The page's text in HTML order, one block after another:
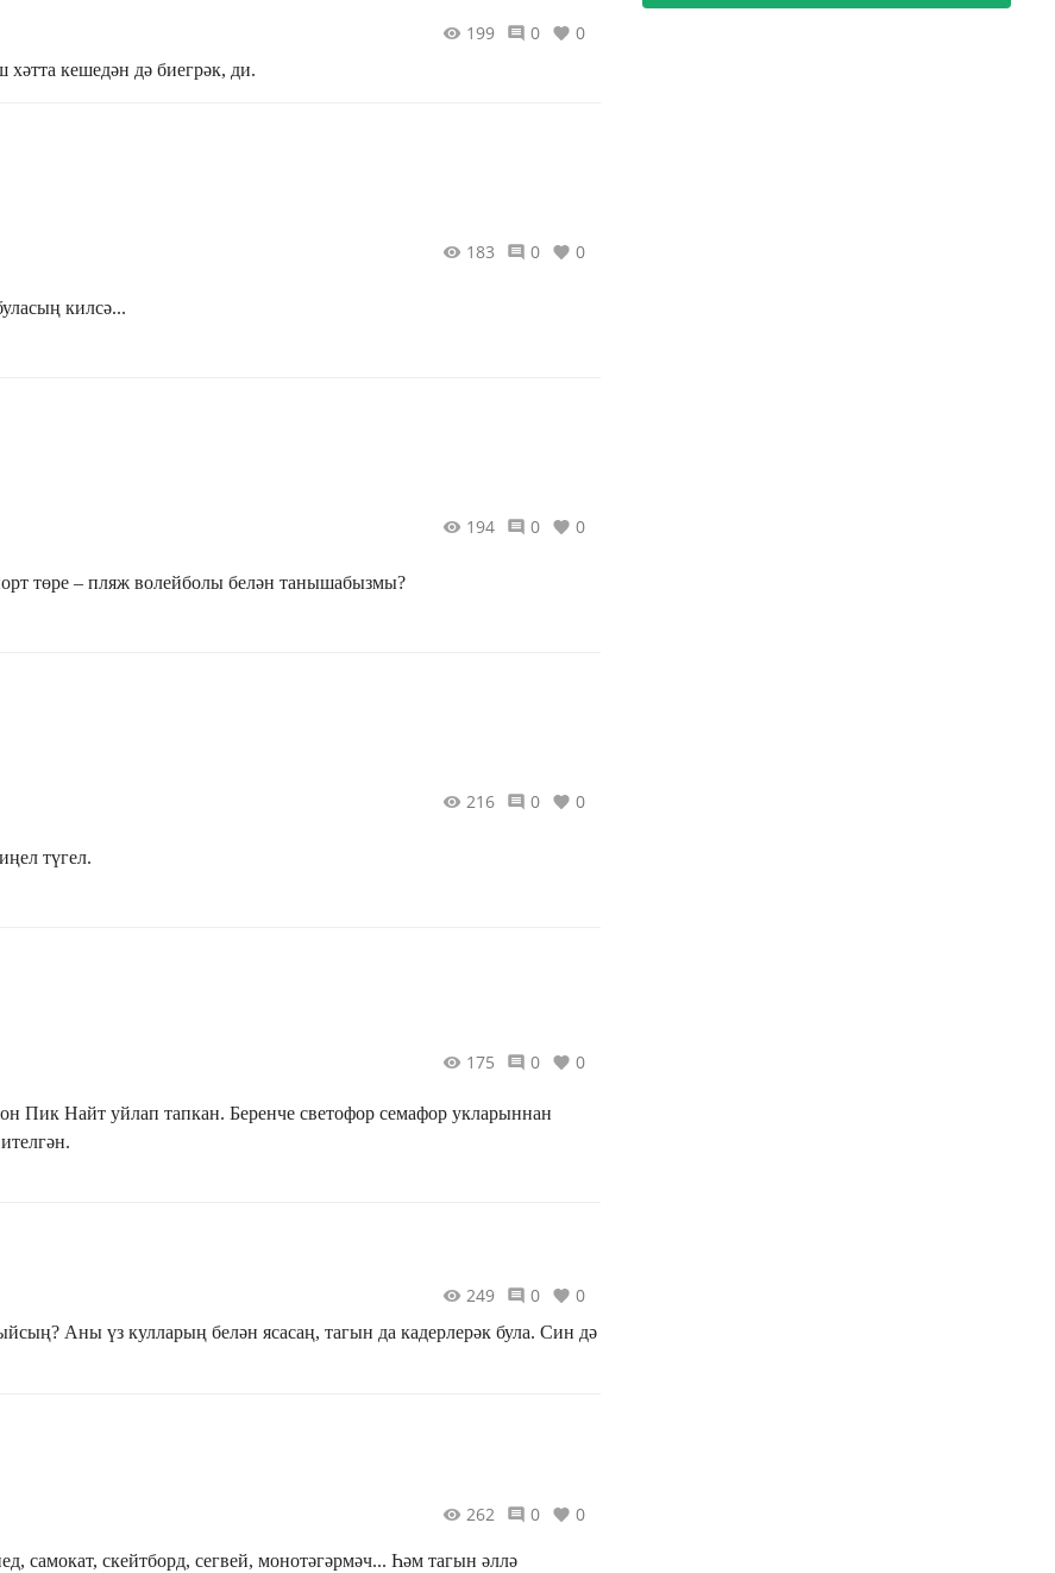
199 0 0
кешедән дә биегрәк, ди.
183
0 0
килсә...
194
0 0
төре – пляж волейболы белән танышабызмы?
216
0 0
түгел.
175 0 0
Пик Найт уйлап тапкан. Беренче светофор семафор укларыннан
249 0 0
Аны үз кулларың белән ясасаң, тагын да кадерлерәк була. Син дә
262 0 0
самокат, скейтборд, сегвей, монотәгәрмәч... Һәм тагын әллә